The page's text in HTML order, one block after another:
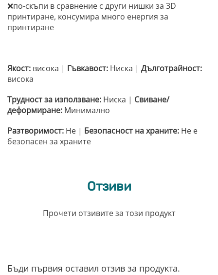
❌по-скъпи в сравнение с други нишки за 3D
принтиране, консумира много енергия за
принтиране
Якост: висока | Гъвкавост: Ниска | Дълготрайност:
висока
Трудност за използване: Ниска | Свиване/
деформиране: Минимално
Разтворимост: Не | Безопасност на храните: Не е
безопасен за храните
Отзиви
Прочети отзивите за този продукт
Бъди първия оставил отзив за продукта.